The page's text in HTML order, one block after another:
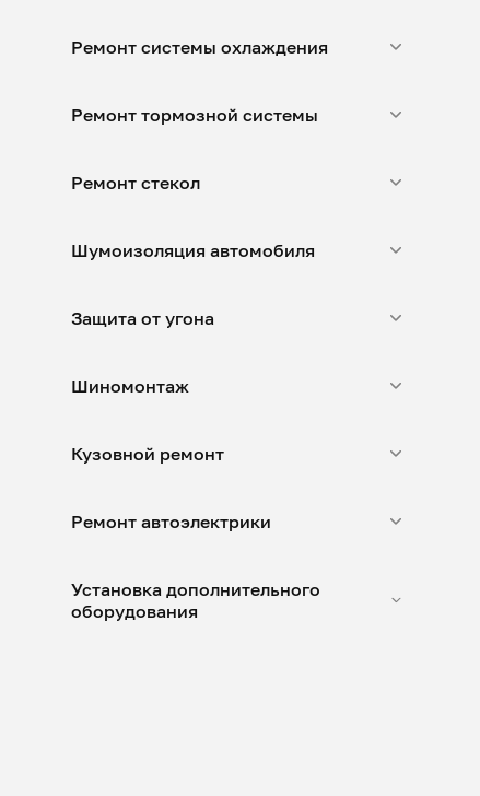
Ремонт системы охлаждения
Ремонт тормозной системы
Ремонт стекол
Шумоизоляция автомобиля
Защита от угона
Шиномонтаж
Кузовной ремонт
Ремонт автоэлектрики
Установка дополнительного
оборудования